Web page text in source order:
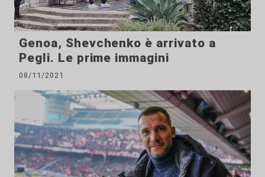
Genoa, Shevchenko è arrivato a
Pegli. Le prime immagini
08/11/2021